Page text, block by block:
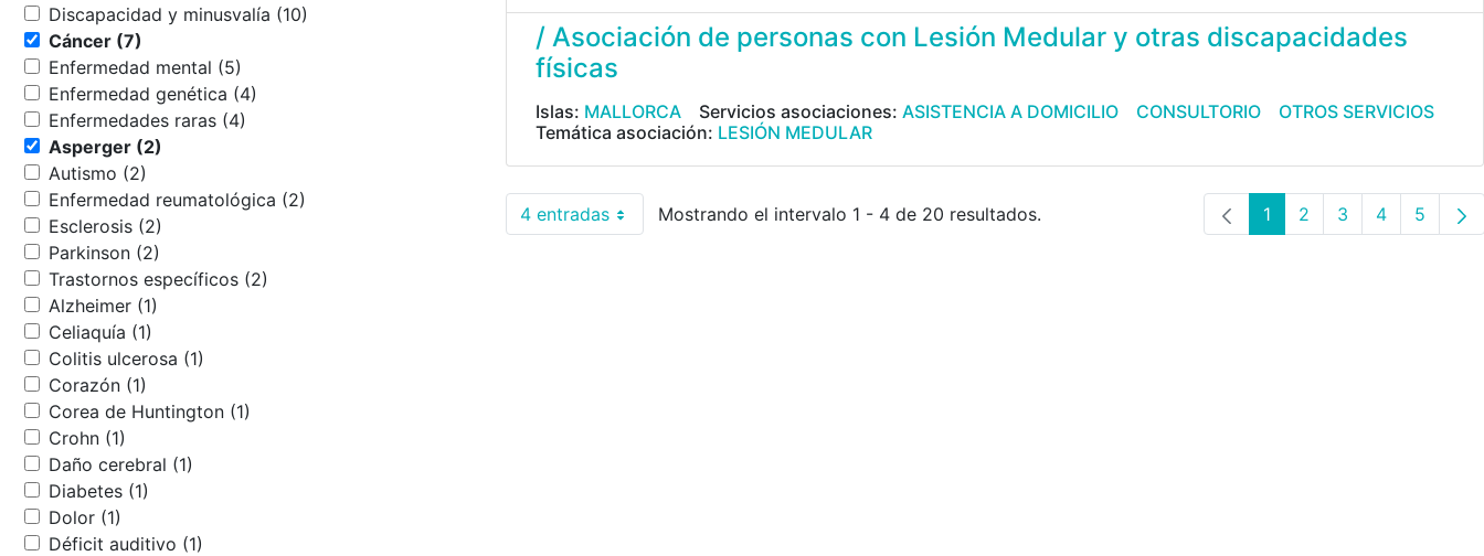
Discapacidad y minusvalía (10)
Cáncer (7)
Enfermedad mental (5)
Enfermedad genética (4)
Enfermedades raras (4)
Asperger (2)
Autismo (2)
Enfermedad reumatológica (2)
Esclerosis (2)
Parkinson (2)
Trastornos específicos (2)
Alzheimer (1)
Celiaquía (1)
Colitis ulcerosa (1)
Corazón (1)
Corea de Huntington (1)
Crohn (1)
Daño cerebral (1)
Diabetes (1)
Dolor (1)
Déficit auditivo (1)
/ Asociación de personas con Lesión Medular y otras discapacidades
físicas
Islas: MALLORCA Servicios asociaciones: ASISTENCIA A DOMICILIO CONSULTORIO
OTROS SERVICIOS
Temática asociación: LESIÓN MEDULAR
4 entradasPor páginaMostrando el intervalo 1 - 4 de 20 resultados. Página
1 Página
2 Página
3 Página
4 Página
5